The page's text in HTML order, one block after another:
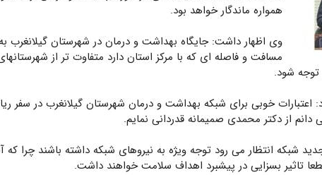
همواره ماندگار خواهد بود.
وی اظهار داشت: جایگاه بهداشت و درمان‌ در شهرستان گیلانغرب
مسافت و فاصله ای که با مرکز استان دارد متفاوت تر از
شود.
اعتبارات خوبی برای شبکه بهداشت و درمان شهرستان گیلانغرب در سفر
از دکتر محمدی صمیمانه قدردانی نمایم.
انتظار می رود توجه ویژه به نیروهای شبکه داشته باشند چرا که
تاثیر بسزایی در پیشبرد اهداف سلامت خواهند داشت.